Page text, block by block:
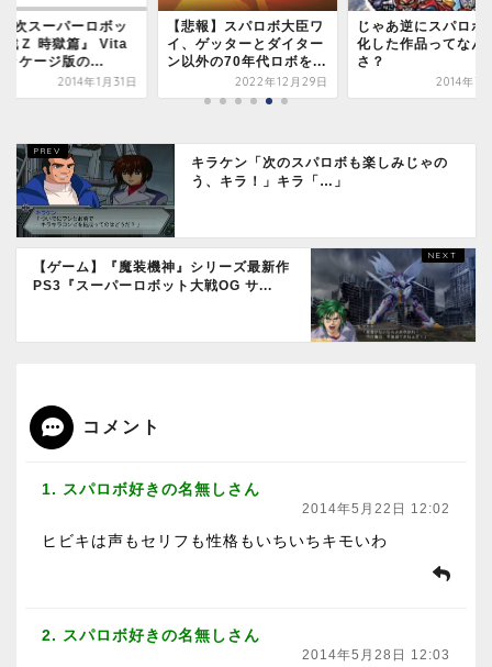
報】スパロボ大臣ワ
ゲッターとダイター
外の70年代ロボを...
2022年12月29日
じゃあ逆にスパロボで劣
化した作品ってなんなの
さ？
2014年7月30日
正直スパロボUXの
公良かったよな？
キラケン「次のスパロボも楽しみじゃの
う、キラ！」キラ「…」
【ゲーム】『魔装機神』シリーズ最新作
PS3『スーパーロボット大戦OG サ...
コメント
1. スパロボ好きの名無しさん
2014年5月22日 12:02
ヒビキは声もセリフも性格もいちいちキモいわ
2. スパロボ好きの名無しさん
2014年5月28日 12:03